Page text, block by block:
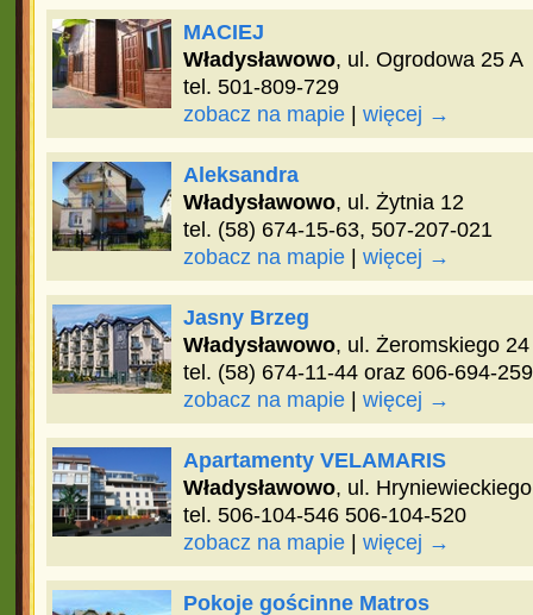
MACIEJ
Władysławowo, ul. Ogrodowa 25 A
tel. 501-809-729
zobacz na mapie| więcej →
Aleksandra
Władysławowo, ul. Żytnia 12
tel. (58) 674-15-63, 507-207-021
zobacz na mapie| więcej →
Jasny Brzeg
Władysławowo, ul. Żeromskiego 24
tel. (58) 674-11-44 oraz 606-694-259
zobacz na mapie| więcej →
Apartamenty VELAMARIS
Władysławowo, ul.
tel. 506-104-546 506-104-520
zobacz na mapie| więcej →
Pokoje gościnne Matros